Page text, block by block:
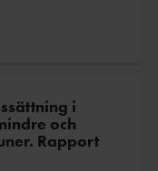
i
och
Rapport